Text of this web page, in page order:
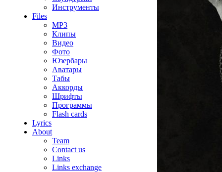
Инструменты
Files
MP3
Клипы
Видео
Фото
Юзербары
Аватары
Табы
Аккорды
Шрифты
Программы
Flash cards
Lyrics
About
Team
Contact us
Links
Links exchange